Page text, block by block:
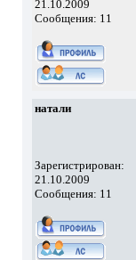
21.10.2009
Сообщения: 11
натали
Зарегистрирован:
21.10.2009
Сообщения: 11